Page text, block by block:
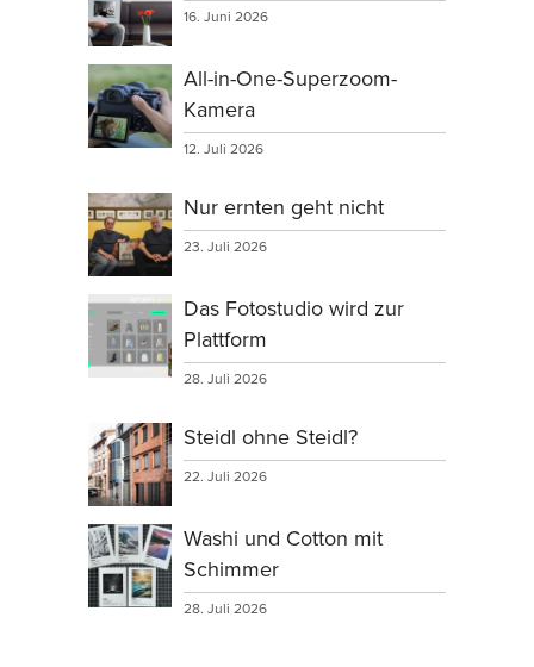
16. Juni 2026
All-in-One-Superzoom-
Kamera
12. Juli 2026
Nur ernten geht nicht
23. Juli 2026
Das Fotostudio wird zur
Plattform
28. Juli 2026
Steidl ohne Steidl?
22. Juli 2026
Washi und Cotton mit
Schimmer
28. Juli 2026